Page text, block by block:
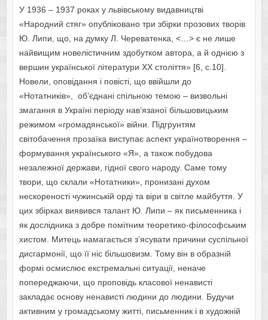
У 1936 – 1937 роках у львівському видавництві
«Народний стяг» опубліковано три збірки прозових творів
Ю. Липи, що, на думку Л. Череватенка, <…> є не лише
найвищим новелістичним здобутком автора, а й однією з
вершин української літератури ХХ століття» [6, с.10].
Новели, оповідання і повісті, що ввійшли до
«Нотатників», об’єднані спільною темою – визвольні
змагання в Україні періоду нав’язаної більшовицьким
режимом «громадянської» війни. Підгрунтям
світобачення прозаїка виступає аспект українотворення –
формування українського «Я», а також побудова
незалежної держави, гідної свого народу. Саме тому
твори, що склали «Нотатники», пронизані духом
нескореності чужинській орді та віри в світле майбуття. У
цих збірках виявився талант Ю. Липи – як письменника і
як дослідника з добре помітним теоретико-філософським
хистом. Митець намагається з’ясувати причини суспільної
дисгармонії, що її ніс більшовизм. Тому він в образній
формі осмислює екстремальні ситуації, неначе
попереджаючи, що проповідь класової ненависті
закладає основу ненависті людини до людини. Будучи
активним у громадському житті, письменник і в художній